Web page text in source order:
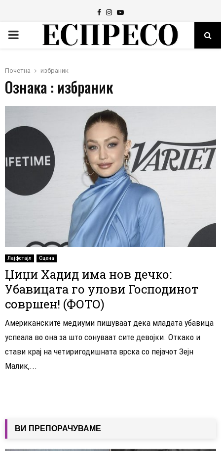
Facebook
Instagram
Youtube
PRIMARY
Почетна избраник
Ознака : избраник
Лајфстајл Сцена
Џиџи Хадид има нов дечко:
Убавицата го улови Господинот
совршен! (ФОТО)
Американските медиуми пишуваат дека младата убавица
успеала во она за што сонуваат сите девојки. Откако и
стави крај на четиригодишната врска со пејачот Зејн
Малик,...
ВИ ПРЕПОРАЧУВАМЕ